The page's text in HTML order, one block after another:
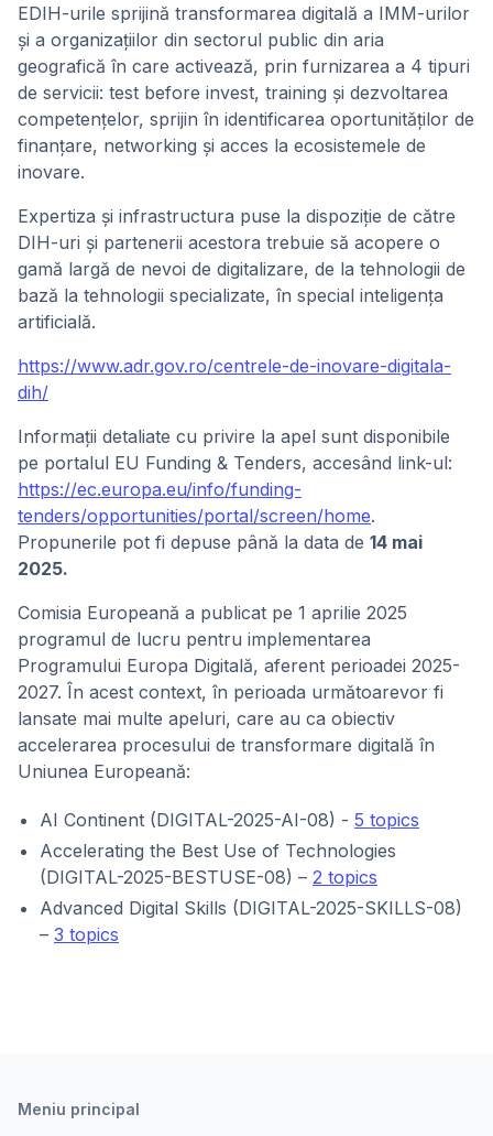
EDIH-urile sprijină transformarea digitală a IMM-urilor
și a organizațiilor din sectorul public din aria
geografică în care activează, prin furnizarea a 4 tipuri
de servicii: test before invest, training și dezvoltarea
competențelor, sprijin în identificarea oportunităților de
finanțare, networking și acces la ecosistemele de
inovare.
Expertiza și infrastructura puse la dispoziție de către
DIH-uri și partenerii acestora trebuie să acopere o
gamă largă de nevoi de digitalizare, de la tehnologii de
bază la tehnologii specializate, în special inteligența
artificială.
https://www.adr.gov.ro/centrele-de-inovare-digitala-
dih/
Informații detaliate cu privire la apel sunt disponibile
pe portalul EU Funding & Tenders, accesând link-ul:
https://ec.europa.eu/info/funding-
tenders/opportunities/portal/screen/home.
Propunerile pot fi depuse până la data de 14 mai
2025.
Comisia Europeană a publicat pe 1 aprilie 2025
programul de lucru pentru implementarea
Programului Europa Digitală, aferent perioadei 2025-
2027. În acest context, în perioada următoarevor fi
lansate mai multe apeluri, care au ca obiectiv
accelerarea procesului de transformare digitală în
Uniunea Europeană:
AI Continent (DIGITAL-2025-AI-08) - 5 topics
Accelerating the Best Use of Technologies
(DIGITAL-2025-BESTUSE-08) – 2 topics
Advanced Digital Skills (DIGITAL-2025-SKILLS-08)
– 3 topics
Meniu principal